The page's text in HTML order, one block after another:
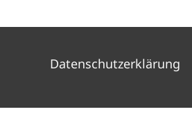
Datenschutzerklärung